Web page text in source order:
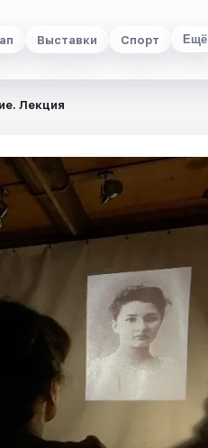
Выставки Спорт Ещё
Лекция